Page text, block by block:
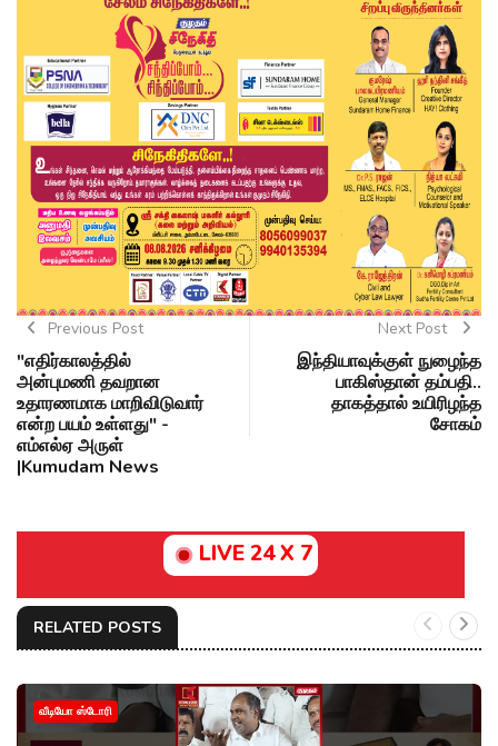
Previous Post
"எதிர்காலத்தில்
அன்புமணி தவறான
உதாரணமாக மாறிவிடுவார்
என்ற பயம் உள்ளது" -
எம்எல்ஏ அருள்
|Kumudam News
Next Post
இந்தியாவுக்குள் நுழைந்த
பாகிஸ்தான் தம்பதி..
தாகத்தால் உயிரிழந்த
சோகம்
LIVE 24 X 7
RELATED POSTS
வீடியோ ஸ்டோரி